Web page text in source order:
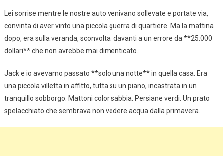
Lei sorrise mentre le nostre auto venivano sollevate e portate via,
convinta di aver vinto una piccola guerra di quartiere. Ma la mattina
dopo, era sulla veranda, sconvolta, davanti a un errore da **25.000
dollari** che non avrebbe mai dimenticato.
Jack e io avevamo passato **solo una notte** in quella casa. Era
una piccola villetta in affitto, tutta su un piano, incastrata in un
tranquillo sobborgo. Mattoni color sabbia. Persiane verdi. Un prato
spelacchiato che sembrava non vedere acqua dalla primavera.